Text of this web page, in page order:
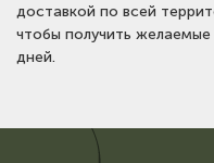
доставкой по всей
чтобы получить желаемые
дней.